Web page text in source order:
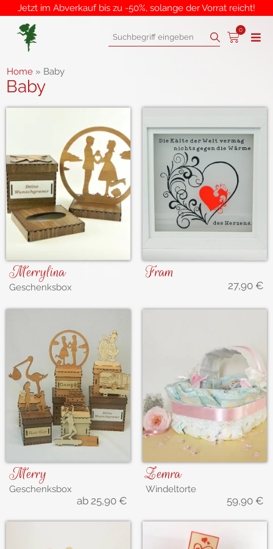
Jetzt im Abverkauf bis zu -50%, solange der Vorrat reicht!
0
Home » Baby
Baby
Merrylina
Geschenksbox
Fram
27,90 €
Merry
Geschenksbox
ab 25,90 €
Zemra
Windeltorte
59,90 €